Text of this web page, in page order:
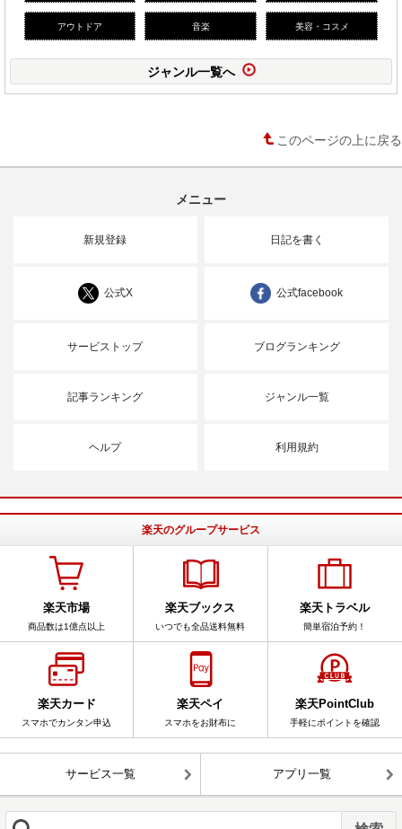
アウトドア 音楽 美容・コスメ
ジャンル一覧へ
このページの上に戻る
メニュー
新規登録 日記を書く
公式X 公式facebook
サービストップ ブログランキング
記事ランキング ジャンル一覧
ヘルプ 利用規約
楽天のグループサービス
楽天市場
商品数は1億点以上
楽天ブックス
いつでも全品送料無料
楽天トラベル
簡単宿泊予約！
楽天カード
スマホでカンタン申込
楽天ペイ
スマホをお財布に
楽天PointClub
手軽にポイントを確認
サービス一覧 アプリ一覧